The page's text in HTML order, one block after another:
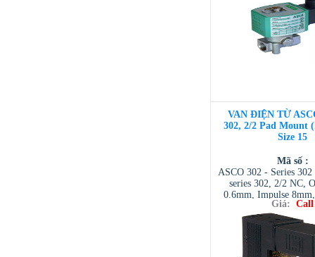
VAN ĐIỆN TỪ
302, 2/2 Pad Mount
Size 15
Mã số :
ASCO 302 - Series
series 302, 2/2 NC,
0.6mm, Impulse
NTD ASCO VIET
| ASCO VIETNAM /
VIETNAM /
/ TESCOM
Giá: Call